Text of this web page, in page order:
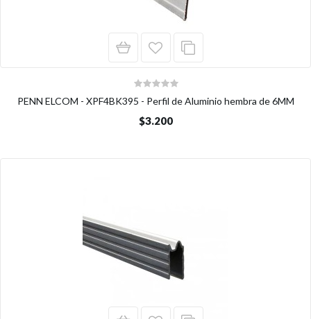
PENN ELCOM - XPF4BK395 - Perfil de Aluminio hembra de 6MM
$3.200